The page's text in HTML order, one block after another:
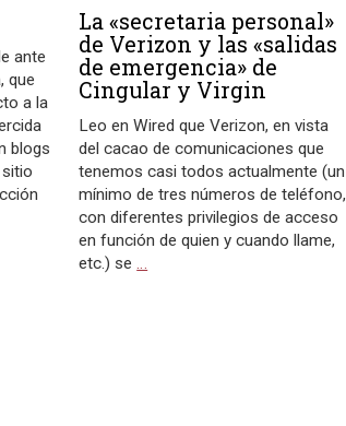
ante
que
a la
blogs
La «secretaria personal»
de Verizon y las «salidas
de emergencia» de
Cingular y Virgin
Leo en Wired que Verizon, en vista
del cacao de comunicaciones que
tenemos casi todos actualmente (un
mínimo de tres números de teléfono,
con diferentes privilegios de acceso
en función de quien y cuando llame,
etc.) se…